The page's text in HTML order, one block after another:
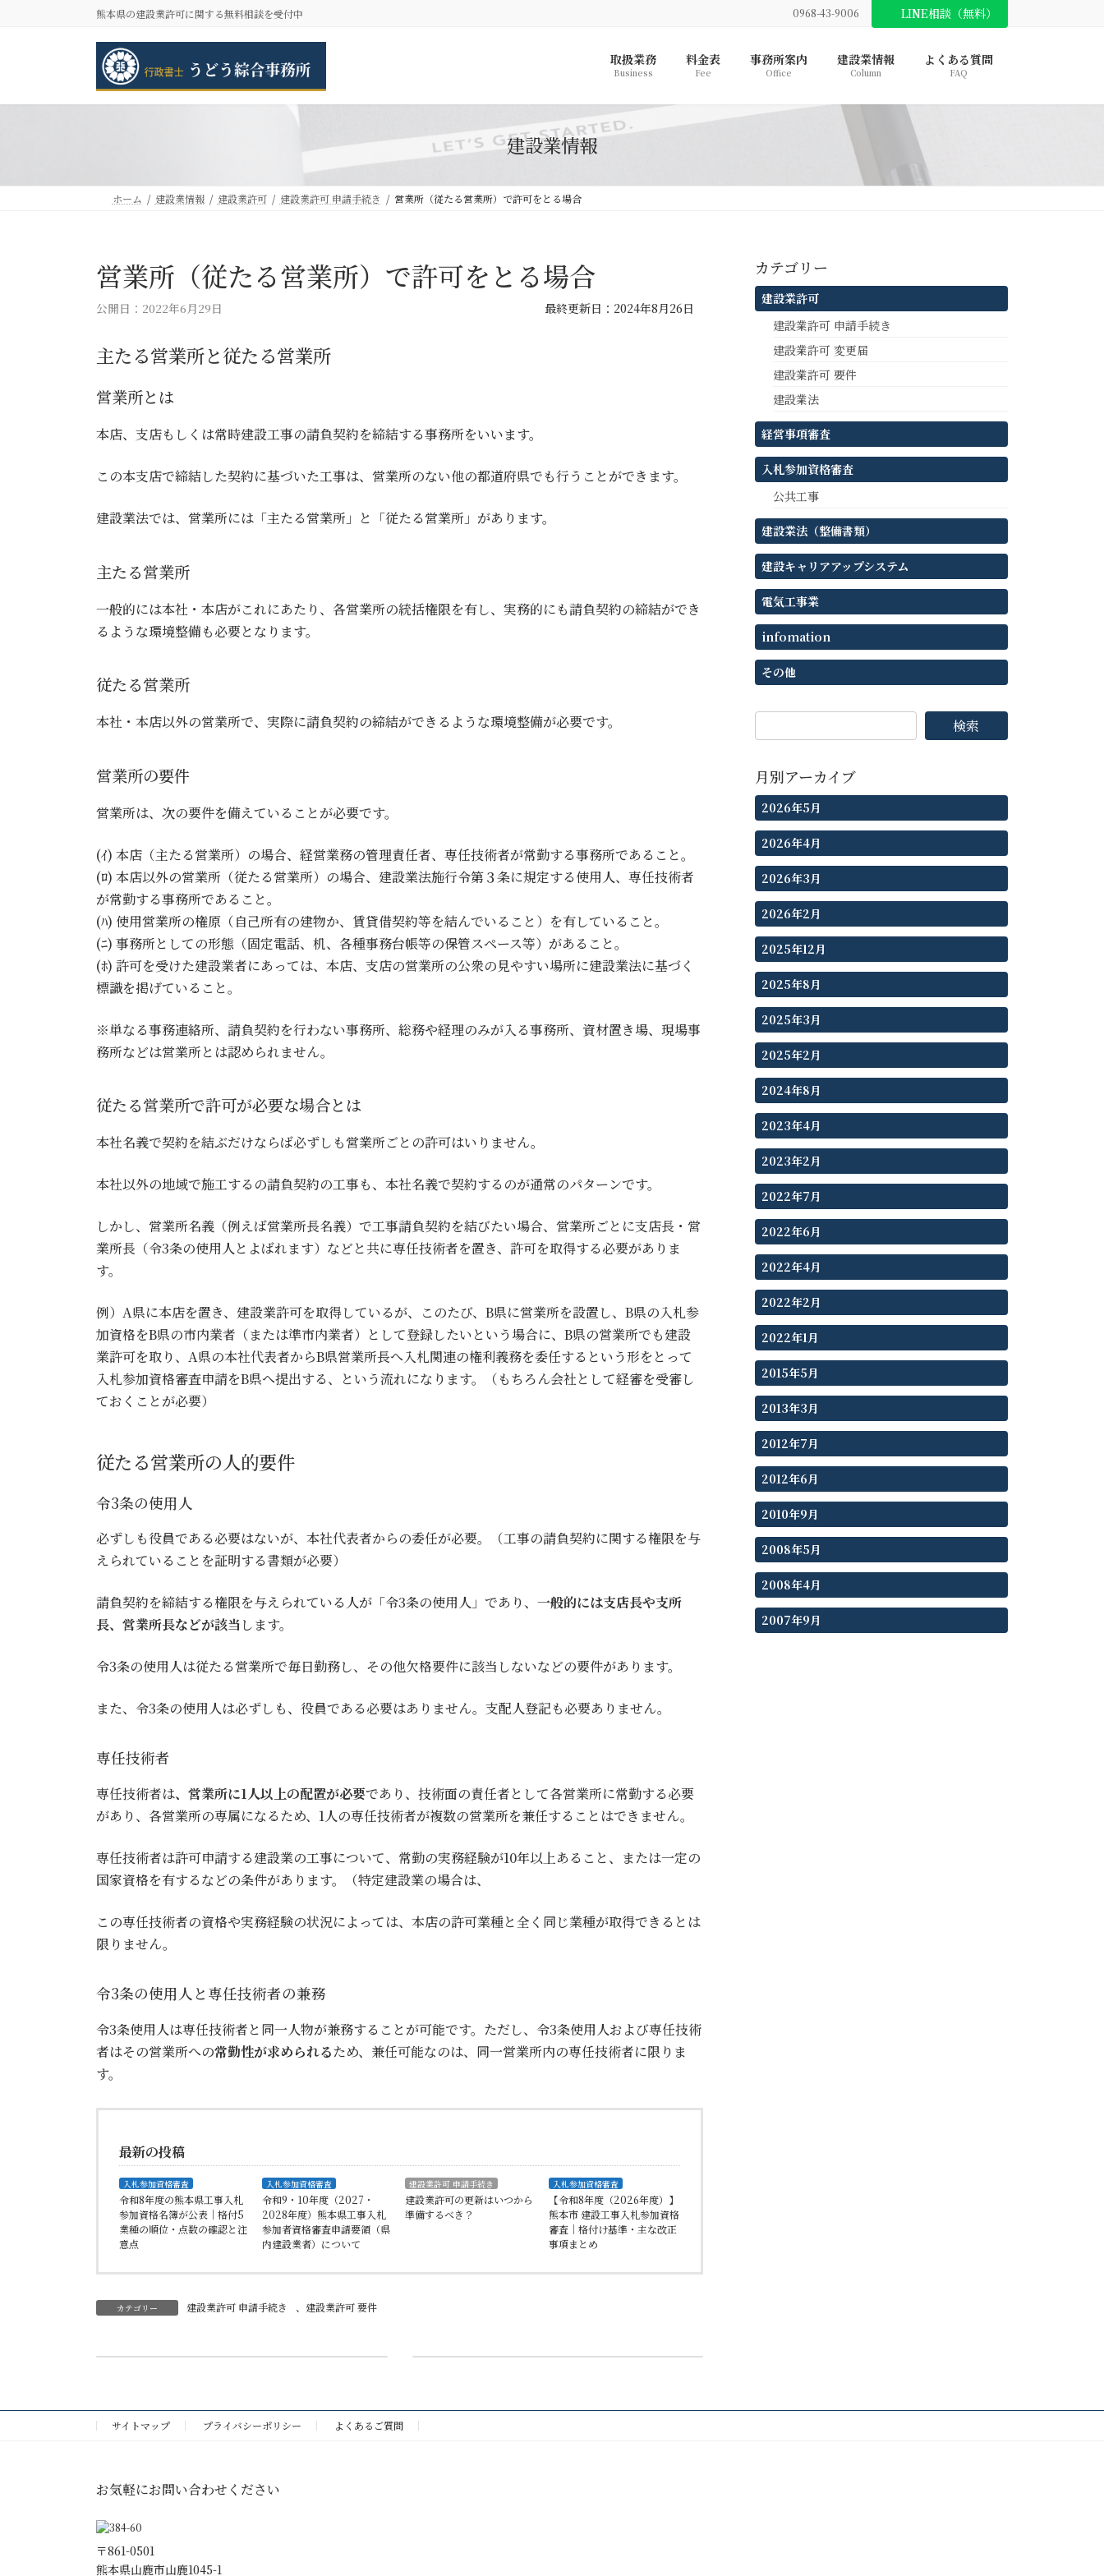
へ
ョ
熊本県の建設業許可に関する無料相談を受付中 0968-43-9006 LINE相談（無料）
取扱業務
Business
料金表
Fee
事務所案内
Office
建設業情報
Column
よくある質問
FAQ
建設業情報
ホーム 建設業情報 建設業許可 建設業許可 申請手続き 営業所（従たる営業所）で許可をとる場合
営業所（従たる営業所）で許可をとる場合
公開日：2022年6月29日
最
最終更新日：2024年8月26日
主たる営業所と従たる営業所
営業所とは
本店、支店もしくは常時建設工事の請負契約を締結する事務所をいいます。
この本支店で締結した契約に基づいた工事は、営業所のない他の都道府県でも行うことができます。
建設業法では、営業所には「主たる営業所」と「従たる営業所」があります。
主たる営業所
一般的には本社・本店がこれにあたり、各営業所の統括権限を有し、実務的にも請負契約の締結ができ
るような環境整備も必要となります。
従たる営業所
本社・本店以外の営業所で、実際に請負契約の締結ができるような環境整備が必要です。
営業所の要件
営業所は、次の要件を備えていることが必要です。
(ｲ) 本店（主たる営業所）の場合、経営業務の管理責任者、専任技術者が常勤する事務所であること。
(ﾛ) 本店以外の営業所（従たる営業所）の場合、建設業法施行令第３条に規定する使用人、専任技術者
が常勤する事務所であること。
(ﾊ) 使用営業所の権原（自己所有の建物か、賃貸借契約等を結んでいること）を有していること。
(ﾆ) 事務所としての形態（固定電話、机、各種事務台帳等の保管スペース等）があること。
(ﾎ) 許可を受けた建設業者にあっては、本店、支店の営業所の公衆の見やすい場所に建設業法に基づく
標識を掲げていること。
※単なる事務連絡所、請負契約を行わない事務所、総務や経理のみが入る事務所、資材置き場、現場事
務所などは営業所とは認められません。
従たる営業所で許可が必要な場合とは
本社名義で契約を結ぶだけならば必ずしも営業所ごとの許可はいりません。
本社以外の地域で施工するの請負契約の工事も、本社名義で契約するのが通常のパターンです。
しかし、営業所名義（例えば営業所長名義）で工事請負契約を結びたい場合、営業所ごとに支店長・営
業所長（令3条の使用人とよばれます）などと共に専任技術者を置き、許可を取得する必要がありま
す。
例）A県に本店を置き、建設業許可を取得しているが、このたび、B県に営業所を設置し、B県の入札参
加資格をB県の市内業者（または準市内業者）として登録したいという場合に、B県の営業所でも建設
業許可を取り、A県の本社代表者からB県営業所長へ入札関連の権利義務を委任するという形をとって
入札参加資格審査申請をB県へ提出する、という流れになります。（もちろん会社として経審を受審し
ておくことが必要）
従たる営業所の人的要件
令3条の使用人
必ずしも役員である必要はないが、本社代表者からの委任が必要。（工事の請負契約に関する権限を与
えられていることを証明する書類が必要）
請負契約を締結する権限を与えられている人が「令3条の使用人」であり、 一般的には支店長や支所
長、営業所長などが該当します。
令3条の使用人は従たる営業所で毎日勤務し、その他欠格要件に該当しないなどの要件があります。
また、令3条の使用人は必ずしも、役員である必要はありません。支配人登記も必要ありません。
専任技術者
専任技術者は、営業所に1人以上の配置が必要であり、技術面の責任者として各営業所に常勤する必要
があり、各営業所の専属になるため、1人の専任技術者が複数の営業所を兼任することはできません。
専任技術者は許可申請する建設業の工事について、常勤の実務経験が10年以上あること、または一定の
国家資格を有するなどの条件があります。（特定建設業の場合は、
この専任技術者の資格や実務経験の状況によっては、本店の許可業種と全く同じ業種が取得できるとは
限りません。
令3条の使用人と専任技術者の兼務
令3条使用人は専任技術者と同一人物が兼務することが可能です。ただし、令3条使用人および専任技術
者はその営業所への常勤性が求められるため、兼任可能なのは、同一営業所内の専任技術者に限りま
す。
最新の投稿
入札参加資格審査
令和8年度の熊本県工事入札
参加資格名簿が公表｜格付5
業種の順位・点数の確認と注
意点
入札参加資格審査
令和9・10年度（2027・
2028年度）熊本県工事入札
参加者資格審査申請要領（県
内建設業者）について
建設業許可 申請手続き
建設業許可の更新はいつから
準備するべき？
入札参加資格審査
【令和8年度（2026年度）】
熊本市 建設工事入札参加資格
審査｜格付け基準・主な改正
事項まとめ
カテゴリー 建設業許可 申請手続き 、 建設業許可 要件
令和４年度（2022 年度）熊本県工事入札参加者資格審査における格付基準 電気工事業（各種用語の定義について）
カテゴリー
建設業許可
建設業許可 申請手続き
建設業許可 変更届
建設業許可 要件
建設業法
経営事項審査
入札参加資格審査
公共工事
建設業法（整備書類）
建設キャリアアップシステム
電気工事業
infomation
その他
検索
月別アーカイブ
2026年5月
2026年4月
2026年3月
2026年2月
2025年12月
2025年8月
2025年3月
2025年2月
2024年8月
2023年4月
2023年2月
2022年7月
2022年6月
2022年4月
2022年2月
2022年1月
2015年5月
2013年3月
2012年7月
2012年6月
2010年9月
2008年5月
2008年4月
2007年9月
サイトマップ プライバシーポリシー よくあるご質問
お気軽にお問い合わせください
〒861-0501
熊本県山鹿市山鹿1045-1